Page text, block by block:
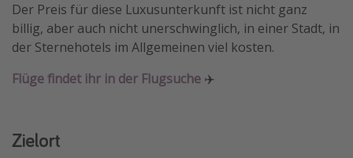
Der Preis für diese Luxusunterkunft ist nicht ganz
billig, aber auch nicht unerschwinglich, in einer Stadt, in
der Sternehotels im Allgemeinen viel kosten.
Flüge findet ihr in der Flugsuche ✈️
Zielort